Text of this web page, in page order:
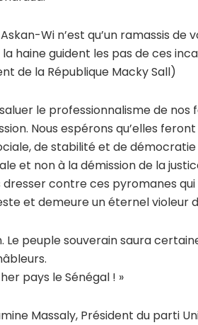
Wi n’est qu’un ramassis
haine guident les pas de ces
de la République Macky Sall)
le professionnalisme de nos
Nous espérons qu’elles
de stabilité et de
et non à la démission de la
contre ces pyromanes qui
et demeure un éternel violeur
Le peuple souverain saura
pays le Sénégal ! »
Massaly, Président du parti